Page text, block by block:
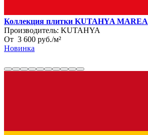
Коллекция плитки KUTAHYA MAREA
Производитель: KUTAHYA
От 3 600 руб./м²
Новинка